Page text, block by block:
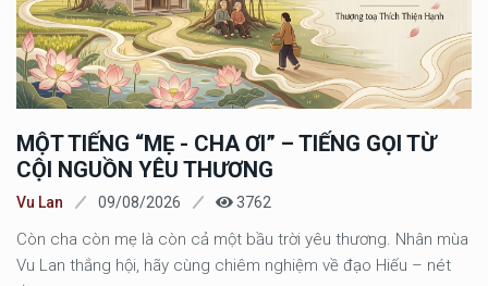
MỘT TIẾNG “MẸ - CHA ƠI” – TIẾNG GỌI TỪ
CỘI NGUỒN YÊU THƯƠNG
Vu Lan 09/08/2026 3762
Còn cha còn mẹ là còn cả một bầu trời yêu thương. Nhân mùa
Vu Lan thắng hội, hãy cùng chiêm nghiệm về đạo Hiếu – nét